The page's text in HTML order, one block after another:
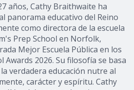
años, Cathy Braithwaite ha
panorama educativo del Reino
como directora de la escuela
Prep School en Norfolk,
Mejor Escuela Pública en los
Awards 2026. Su filosofía se basa
verdadera educación nutre al
carácter y espíritu. Cathy